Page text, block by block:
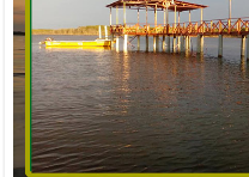
Miércoles,